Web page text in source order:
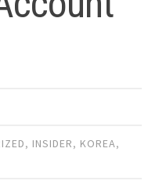
, INSIDER, KOREA,